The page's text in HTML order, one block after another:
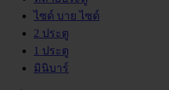
ไซด์ บาย ไซด์
2 ประตู
1 ประตู
มินิบาร์